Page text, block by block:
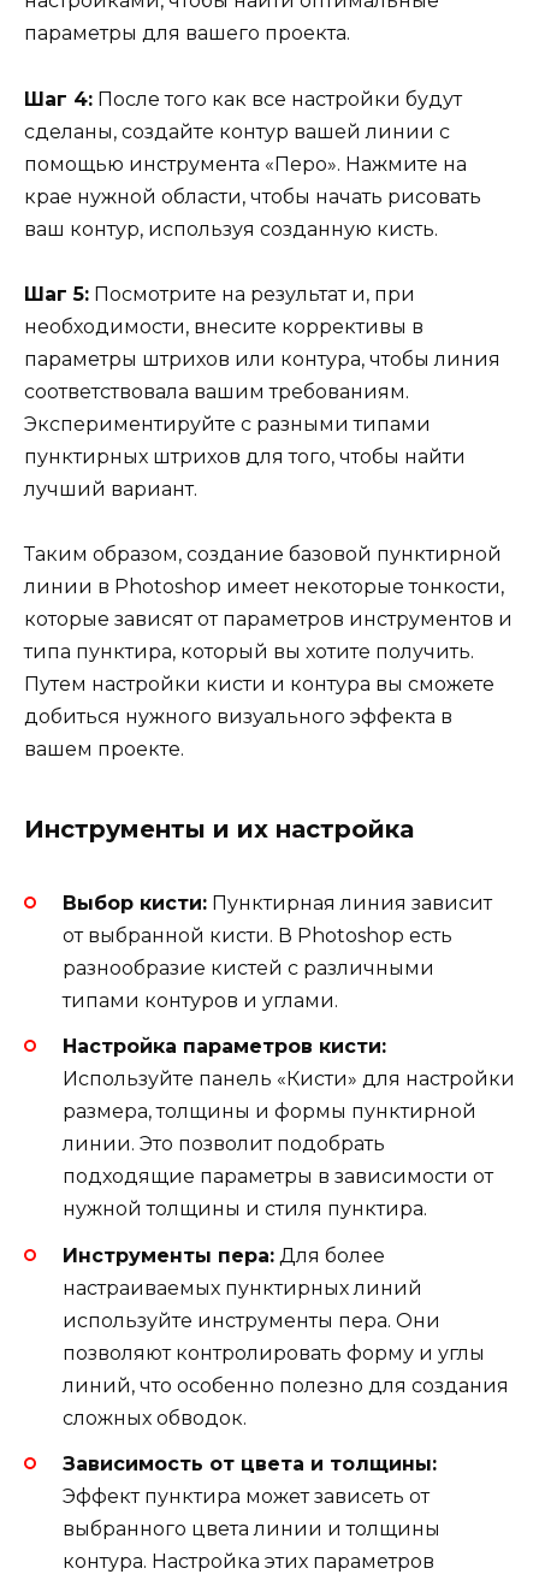
параметры для вашего проекта.
Шаг 4: После того как все настройки будут
сделаны, создайте контур вашей линии с
помощью инструмента «Перо». Нажмите на
крае нужной области, чтобы начать рисовать
ваш контур, используя созданную кисть.
Шаг 5: Посмотрите на результат и, при
необходимости, внесите коррективы в
параметры штрихов или контура, чтобы линия
соответствовала вашим требованиям.
Экспериментируйте с разными типами
пунктирных штрихов для того, чтобы найти
лучший вариант.
Таким образом, создание базовой пунктирной
линии в Photoshop имеет некоторые тонкости,
которые зависят от параметров инструментов и
типа пунктира, который вы хотите получить.
Путем настройки кисти и контура вы сможете
добиться нужного визуального эффекта в
вашем проекте.
Инструменты и их настройка
Выбор кисти: Пунктирная линия зависит
от выбранной кисти. В Photoshop есть
разнообразие кистей с различными
типами контуров и углами.
Настройка параметров кисти:
Используйте панель «Кисти» для настройки
размера, толщины и формы пунктирной
линии. Это позволит подобрать
подходящие параметры в зависимости от
нужной толщины и стиля пунктира.
Инструменты пера: Для более
настраиваемых пунктирных линий
используйте инструменты пера. Они
позволяют контролировать форму и углы
линий, что особенно полезно для создания
сложных обводок.
Зависимость от цвета и толщины:
Эффект пунктира может зависеть от
выбранного цвета линии и толщины
контура. Настройка этих параметров